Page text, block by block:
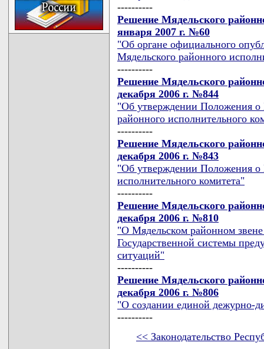
----------
Решение Мядельского
января 2007 г. №60
"Об органе официального
Мядельского районного
----------
Решение Мядельского
декабря 2006 г. №844
"Об утверждении Положения о
районного исполнительного
----------
Решение Мядельского
декабря 2006 г. №843
"Об утверждении Положения о
исполнительного комитета"
----------
Решение Мядельского
декабря 2006 г. №810
"О Мядельском районном
Государственной системы
ситуаций"
----------
Решение Мядельского
декабря 2006 г. №806
"О создании единой дежурно-
----------
<< Законодательство